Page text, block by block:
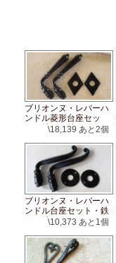
ブリオンヌ・レバーハ
ンドル菱形台座セッ
ト・鉄くろ鉄
\18,139 あと2個
ブリオンヌ・レバーハ
ンドル台座セット・鉄
くろ鉄\10,373 あと1個